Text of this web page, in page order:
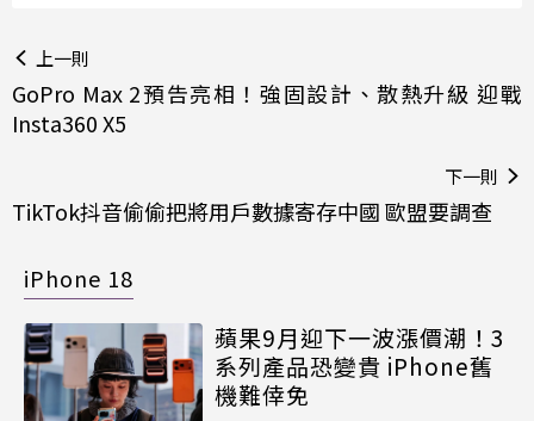
上一則
GoPro Max 2預告亮相！強固設計、散熱升級 迎戰
Insta360 X5
下一則
TikTok抖音偷偷把將用戶數據寄存中國 歐盟要調查
iPhone 18
蘋果9月迎下一波漲價潮！3
系列產品恐變貴 iPhone舊
機難倖免